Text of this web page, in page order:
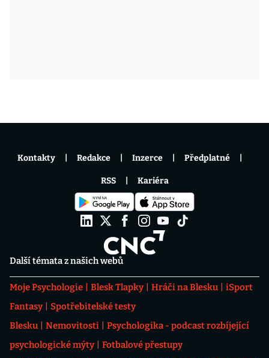
Další témata z našich webů
Moje Psychologie Blesk Tlapky Hráči na Blesku
iSport
Fantasy
Spotřebitelské testy
Blesku
Nemovitosti
Psychologika - podcast rozbíjející
psychologické mýty
Fotbalové přestupy
Kontakty Redakce Inzerce Předplatné
RSS Kariéra